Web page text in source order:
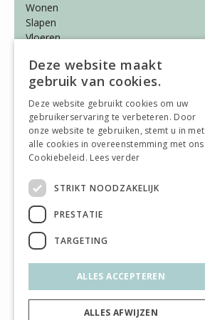
Wonen
Slapen
Vloeren
ALGEMEEN
Vacatures
Wooninspiratie
Over ons
Contact
AFWIJKENDE OPENINGSTIJDEN
Afwijkende openingstijden
Deze website maakt
gebruik van cookies.
Deze website gebruikt cookies om uw
gebruikerservaring te verbeteren. Door
onze website te gebruiken, stemt u in met
alle cookies in overeenstemming met ons
Cookiebeleid. Lees verder
STRIKT NOODZAKELIJK
PRESTATIE
TARGETING
ALLES ACCEPTEREN
ALLES AFWIJZEN